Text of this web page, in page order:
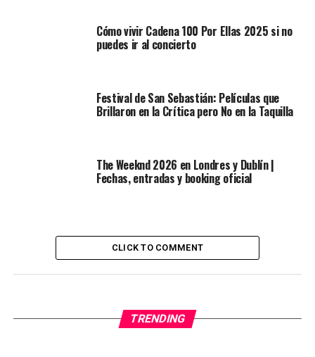
Cómo vivir Cadena 100 Por Ellas 2025 si no
puedes ir al concierto
Festival de San Sebastián: Películas que
Brillaron en la Crítica pero No en la Taquilla
The Weeknd 2026 en Londres y Dublín |
Fechas, entradas y booking oficial
CLICK TO COMMENT
TRENDING